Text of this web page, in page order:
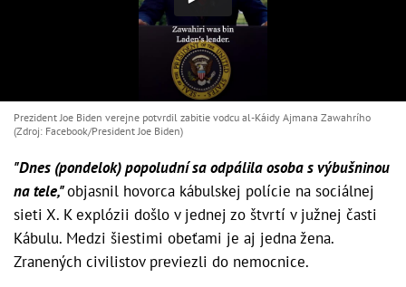
Prezident Joe Biden verejne potvrdil zabitie vodcu al-Káidy Ajmana Zawahrího
(Zdroj: Facebook/President Joe Biden)
"Dnes (pondelok) popoludní sa odpálila osoba s výbušninou
na tele,"objasnil hovorca kábulskej polície na sociálnej
sieti X. K explózii došlo v jednej zo štvrtí v južnej časti
Kábulu. Medzi šiestimi obeťami je aj jedna žena.
Zranených civilistov previezli do nemocnice.